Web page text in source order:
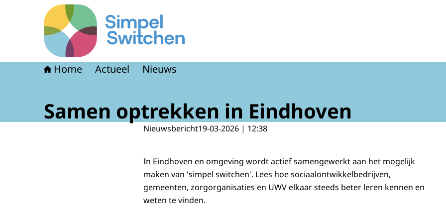
Naar de homepage van Simpel Switchen
Home Actueel Nieuws
Samen optrekken in Eindhoven
Nieuwsbericht19-03-2026 | 12:38
In Eindhoven en omgeving wordt actief samengewerkt aan het mogelijk
maken van 'simpel switchen'. Lees hoe sociaalontwikkelbedrijven,
gemeenten, zorgorganisaties en UWV elkaar steeds beter leren kennen en
weten te vinden.